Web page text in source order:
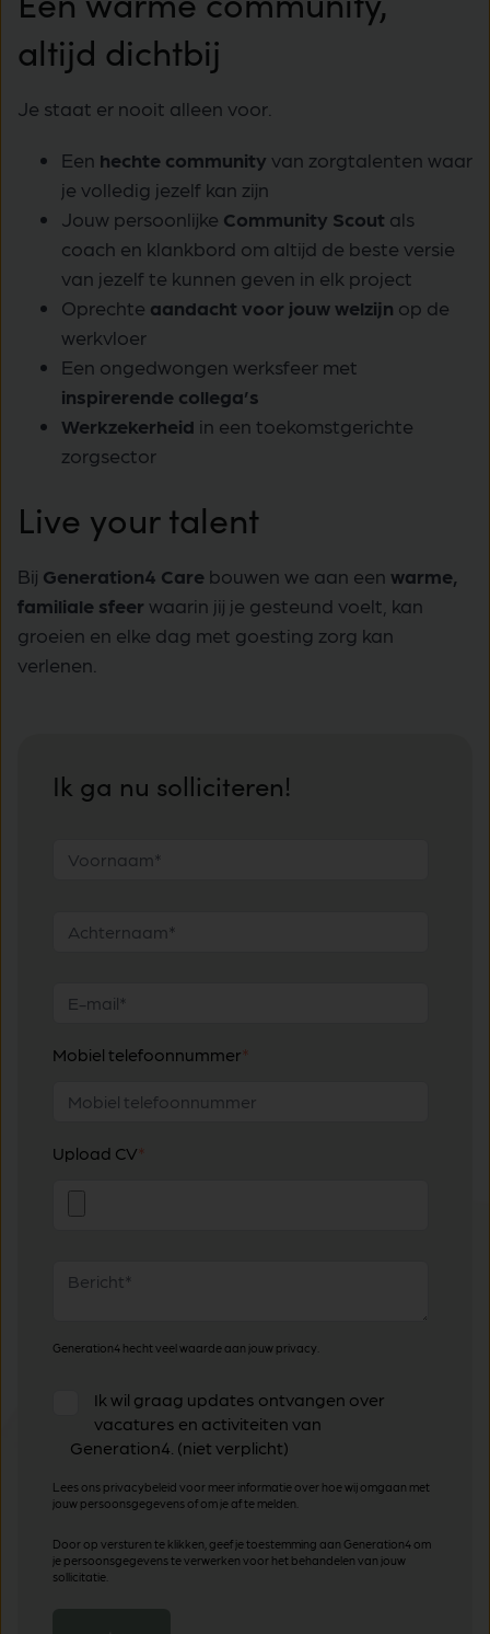
altijd dichtbij
Je staat er nooit alleen voor.
Een hechte community van zorgtalenten waar
je volledig jezelf kan zijn
Jouw persoonlijke Community Scout als
coach en klankbord om altijd de beste versie
van jezelf te kunnen geven in elk project
Oprechte aandacht voor jouw welzijn op de
werkvloer
Een ongedwongen werksfeer met
inspirerende collega’s
Werkzekerheid in een toekomstgerichte
zorgsector
Live your talent
Bij Generation4 Care bouwen we aan een warme,
familiale sfeer waarin jij je gesteund voelt, kan
groeien en elke dag met goesting zorg kan
verlenen.
Ik ga nu solliciteren!
Mobiel telefoonnummer *
Upload CV *
Generation4 hecht veel waarde aan jouw privacy.
Ik wil graag updates ontvangen over
vacatures en activiteiten van
Generation4. (niet verplicht)
Lees ons privacybeleid voor meer informatie over hoe wij omgaan met
jouw persoonsgegevens of om je af te melden.
Door op versturen te klikken, geef je toestemming aan Generation4 om
je persoonsgegevens te verwerken voor het behandelen van jouw
sollicitatie.